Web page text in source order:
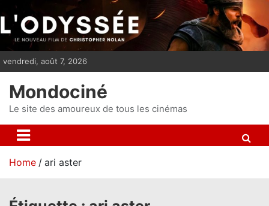
i
p
n
t
vendredi, août 7, 2026
Mondociné
Le site des amoureux de tous les cinémas
Home ari aster